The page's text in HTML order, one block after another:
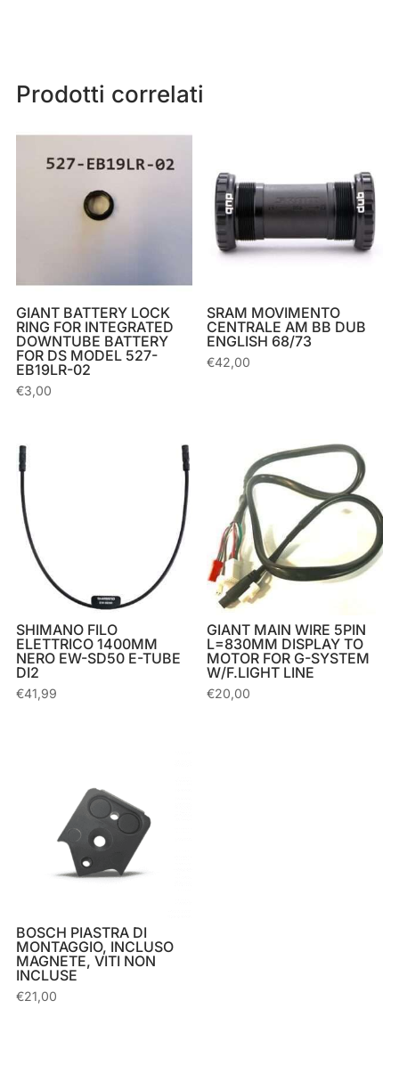
Prodotti correlati
GIANT BATTERY LOCK
RING FOR INTEGRATED
DOWNTUBE BATTERY
FOR DS MODEL 527-
EB19LR-02
€3,00
SRAM MOVIMENTO
CENTRALE AM BB DUB
ENGLISH 68/73
€42,00
SHIMANO FILO
ELETTRICO 1400MM
NERO EW-SD50 E-TUBE
DI2
€41,99
GIANT MAIN WIRE 5PIN
L=830MM DISPLAY TO
MOTOR FOR G-SYSTEM
W/F.LIGHT LINE
€20,00
BOSCH PIASTRA DI
MONTAGGIO, INCLUSO
MAGNETE, VITI NON
INCLUSE
€21,00